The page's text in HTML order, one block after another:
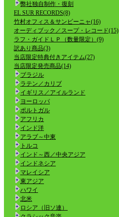
弊社独自制作・復刻
EL SUR RECORDS(8)
竹村オフィス＆サンビーニャ(16)
オーディブック／スープ・レコード(15)
ラフ・ガイドＬＰ（数量限定）(9)
訳あり商品(3)
当店限定特典付きアイテム(27)
当店限定発売商品(14)
ブラジル
ラテン／カリブ
イギリス／アイルランド
ヨーロッパ
ポルトガル
アフリカ
インド洋
アラブ～中東
トルコ
インド～西／中央アジア
インドネシア
マレイシア
東アジア
ハワイ
北米
ロシア（旧ソ連）